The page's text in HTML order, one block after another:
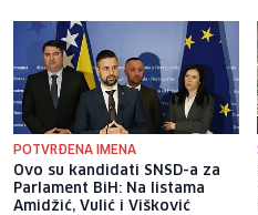
POTVRĐENA IMENA
Ovo su kandidati SNSD-a za
Parlament BiH: Na listama
Amidžić, Vulić i Višković